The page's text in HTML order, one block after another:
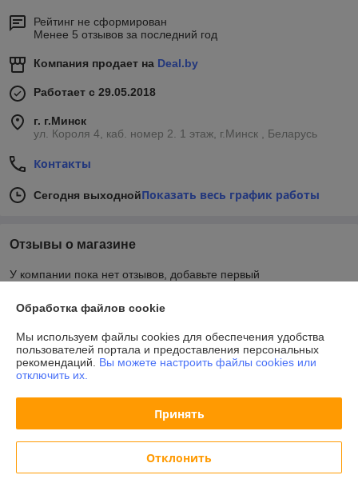
Рейтинг не сформирован
Менее 5 отзывов за последний год
Компания продает на Deal.by
Работает с 29.05.2018
г. г.Минск
ул. Короля 4, каб. номер 2. 1 этаж, г.Минск , Беларусь
Контакты
Сегодня выходнойПоказать весь график работы
Отзывы о магазине
У компании пока нет отзывов, добавьте первый
Контакты
Доставка и оплата
График работы
Полная версия сайта
Обработка файлов cookie
Мы используем файлы cookies для обеспечения удобства
пользователей портала и предоставления персональных
рекомендаций. Вы можете настроить файлы cookies или
отключить их.
Принять
Отклонить